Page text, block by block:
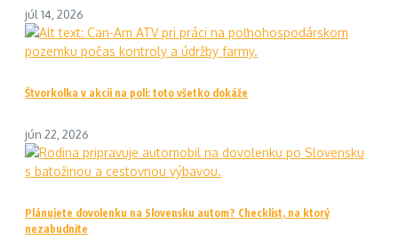
júl 14, 2026
Štvorkolka v akcii na poli: toto všetko dokáže
jún 22, 2026
Plánujete dovolenku na Slovensku autom? Checklist, na ktorý
nezabudnite